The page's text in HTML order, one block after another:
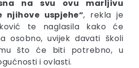
na svu ovu marljivu
uspjehe“, rekla je
te naglasila kako će
osobno, uvijek davati školi
što će biti potrebno, u
i ovlasti.